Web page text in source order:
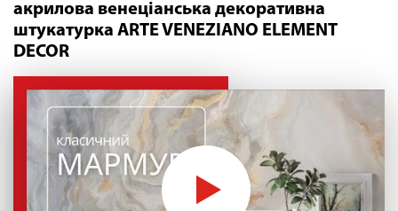
акрилова венеціанська декоративна
штукатурка ARTE VENEZIANO ELEMENT
DECOR